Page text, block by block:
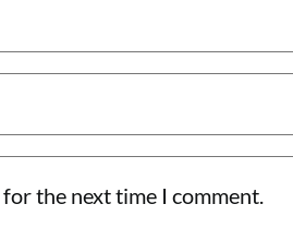
the next time I comment.